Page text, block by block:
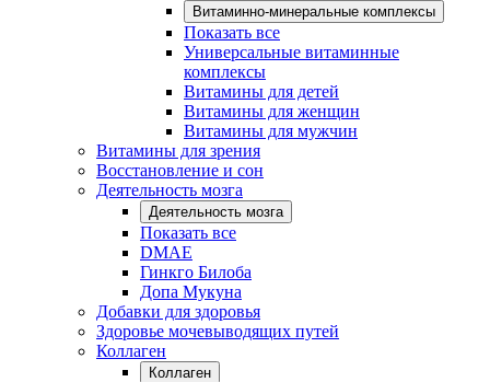
Витаминно-минеральные комплексы
Показать все
Универсальные витаминные
комплексы
Витамины для детей
Витамины для женщин
Витамины для мужчин
Витамины для зрения
Восстановление и сон
Деятельность мозга
Деятельность мозга
Показать все
DMAE
Гинкго Билоба
Допа Мукуна
Добавки для здоровья
Здоровье мочевыводящих путей
Коллаген
Коллаген